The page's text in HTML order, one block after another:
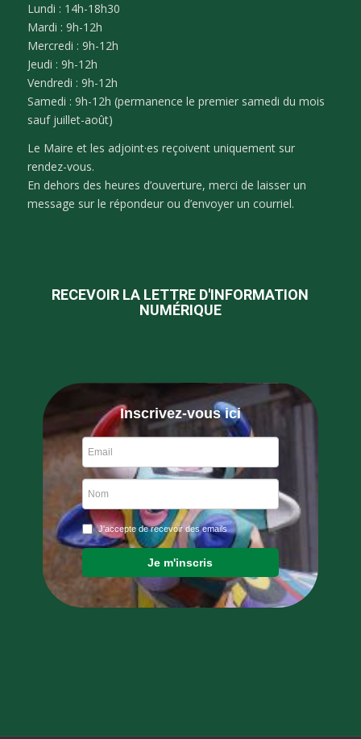
Lundi : 14h-18h30
Mardi : 9h-12h
Mercredi : 9h-12h
Jeudi : 9h-12h
Vendredi : 9h-12h
Samedi : 9h-12h (permanence le premier samedi du mois
sauf juillet-août)
Le Maire et les adjoint·es reçoivent uniquement sur
rendez-vous.
En dehors des heures d’ouverture, merci de laisser un
message sur le répondeur ou d’envoyer un courriel.
RECEVOIR LA LETTRE D'INFORMATION
NUMÉRIQUE
Inscrivez-vous ici
J'accepte de recevoir des emails
Je m'inscris